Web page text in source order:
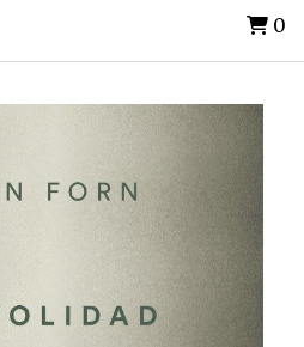
0